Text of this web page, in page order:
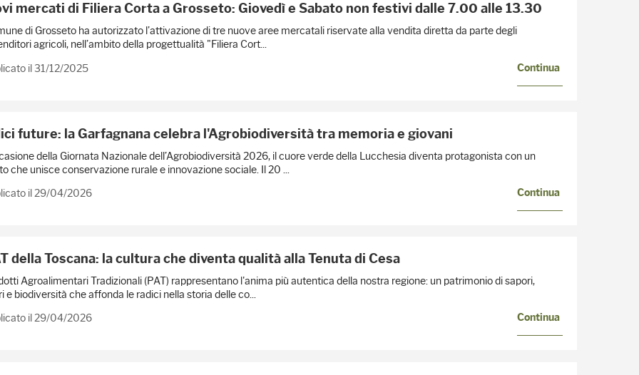
mercati di Filiera Corta a Grosseto: Giovedì e Sabato non festivi dalle 7.00 alle 13.30
di Grosseto ha autorizzato l’attivazione di tre nuove aree mercatali riservate alla vendita diretta da parte degli
agricoli, nell’ambito della progettualità "Filiera Cort...
il 31/12/2025
Continua
future: la Garfagnana celebra l'Agrobiodiversità tra memoria e giovani
della Giornata Nazionale dell’Agrobiodiversità 2026, il cuore verde della Lucchesia diventa protagonista con un
che unisce conservazione rurale e innovazione sociale. Il 20 ...
il 29/04/2026
Continua
della Toscana: la cultura che diventa qualità alla Tenuta di Cesa
Agroalimentari Tradizionali (PAT) rappresentano l'anima più autentica della nostra regione: un patrimonio di sapori,
e biodiversità che affonda le radici nella storia delle co...
il 29/04/2026
Continua